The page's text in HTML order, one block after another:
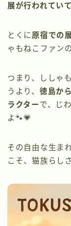
展が行われていて
とくに原宿での
ゃもねこファン
つまり、ししゃ
うより、 徳島か
ラクター で、じ
よ🐾💗
その自由な生ま
こそ、猫族らし